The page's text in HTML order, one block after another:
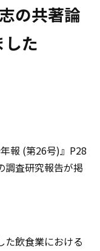
の共著論
た
報 (第26号)』P28
調査研究報告が掲
た飲食業における